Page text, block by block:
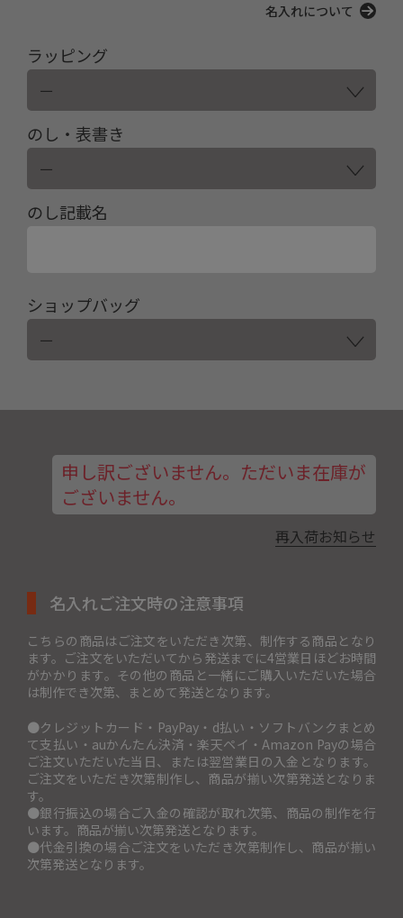
名入れについて
ラッピング
のし・表書き
のし記載名
ショップバッグ
申し訳ございません。ただいま在庫が
ございません。
再入荷お知らせ
名入れご注文時の注意事項
こちらの商品はご注文をいただき次第、制作する商品となり
ます。ご注文をいただいてから発送までに4営業日ほどお時間
がかかります。その他の商品と一緒にご購入いただいた場合
は制作でき次第、まとめて発送となります。
●クレジットカード・PayPay・d払い・ソフトバンクまとめ
て支払い・auかんたん決済・楽天ペイ・Amazon Payの場合
ご注文いただいた当日、または翌営業日の入金となります。
ご注文をいただき次第制作し、商品が揃い次第発送となりま
す。
●銀行振込の場合ご入金の確認が取れ次第、商品の制作を行
います。商品が揃い次第発送となります。
●代金引換の場合ご注文をいただき次第制作し、商品が揃い
次第発送となります。